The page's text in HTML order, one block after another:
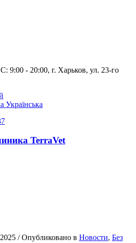
9:00 - 20:00, г. Харьков, ул. 23-го
Українська
/Опубликовано в Новости, Без